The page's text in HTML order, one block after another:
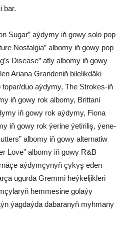
bar.
Sugar” aýdymy iň gowy solo pop
Nostalgia” albomy iň gowy pop
Disease” atly albomy iň gowy
Ariana Grandeniň bilelikdäki
topar/duo aýdymy, The Strokes-iň
iň gowy rok albomy, Brittani
iň gowy rok aýdymy, Fiona
iň gowy rok ýerine ýetiriliş, ýene-
albomy iň gowy alternatiw
Love” albomy iň gowy R&B
aýdymçynyň çykyş eden
ugurda Gremmi heýkeljikleri
hemmesine golaýy
ýagdaýda dabaranyň myhmany